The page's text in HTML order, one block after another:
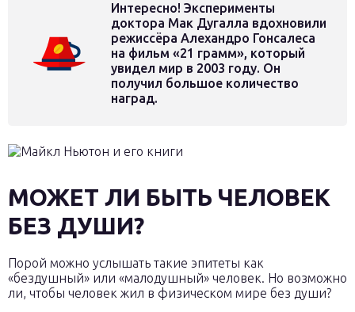
Интересно! Эксперименты
доктора Мак Дугалла вдохновили
режиссёра Алехандро Гонсалеса
на фильм «21 грамм», который
увидел мир в 2003 году. Он
получил большое количество
наград.
МОЖЕТ ЛИ БЫТЬ ЧЕЛОВЕК
БЕЗ ДУШИ?
Порой можно услышать такие эпитеты как
«бездушный» или «малодушный» человек. Но возможно
ли, чтобы человек жил в физическом мире без души?